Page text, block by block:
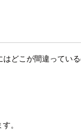
どこが間違ってい
。